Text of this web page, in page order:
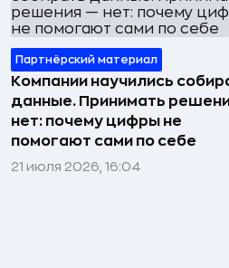
Партнёрский материал
Компании научились
данные. Принимать
нет: почему цифры не
помогают сами по себе
21 июля 2026, 16:04